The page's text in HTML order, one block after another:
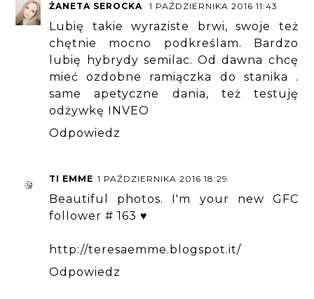
ŻANETA SEROCKA 1 PAŹDZIERNIKA 2016 11:43
Lubię takie wyraziste brwi, swoje też
chętnie mocno podkreślam. Bardzo
lubię hybrydy semilac. Od dawna chcę
mieć ozdobne ramiączka do stanika .
same apetyczne dania, też testuję
odżywkę INVEO
Odpowiedz
TI EMME 1 PAŹDZIERNIKA 2016 18:29
Beautiful photos. I'm your new GFC
follower # 163 ♥
http://teresaemme.blogspot.it/
Odpowiedz